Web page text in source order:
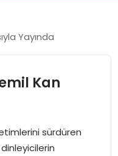
Yayında
Kan
sürdüren
dinleyicilerin